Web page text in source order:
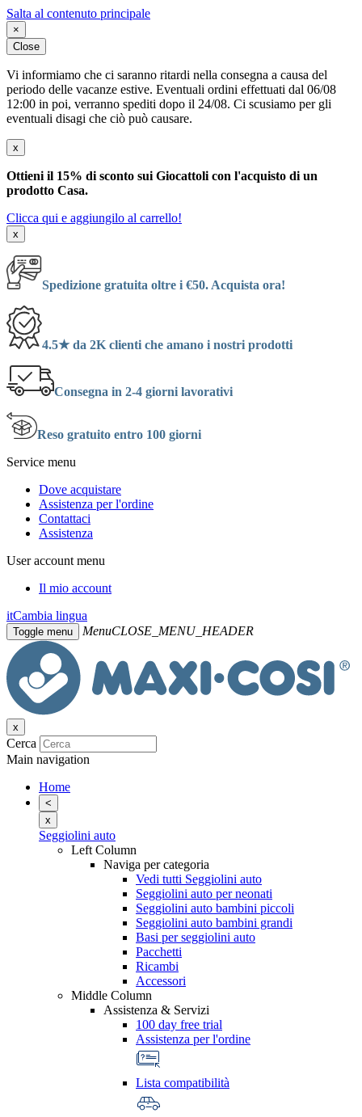
Salta al contenuto principale
×
Close
Vi informiamo che ci saranno ritardi nella consegna a causa del
periodo delle vacanze estive. Eventuali ordini effettuati dal 06/08
12:00 in poi, verranno spediti dopo il 24/08. Ci scusiamo per gli
eventuali disagi che ciò può causare.
x
Ottieni il 15% di sconto sui Giocattoli con l'acquisto di un
prodotto Casa.
Clicca qui e aggiungilo al carrello!
x
Spedizione gratuita oltre i €50. Acquista ora!
4.5★ da 2K clienti che amano i nostri prodotti
Consegna in 2-4 giorni lavorativi
Reso gratuito entro 100 giorni
Service menu
Dove acquistare
Assistenza per l'ordine
Contattaci
Assistenza
User account menu
Il mio account
itCambia lingua
Toggle menu MenuCLOSE_MENU_HEADER
x
Cerca
Main navigation
Home
<
x
Seggiolini auto
Left Column
Naviga per categoria
Vedi tutti Seggiolini auto
Seggiolini auto per neonati
Seggiolini auto bambini piccoli
Seggiolini auto bambini grandi
Basi per seggiolini auto
Pacchetti
Ricambi
Accessori
Middle Column
Assistenza & Servizi
100 day free trial
Assistenza per l'ordine
Lista compatibilità